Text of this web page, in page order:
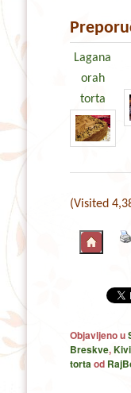
Lagana
orah
torta
(Visited
Objavljeno u
Breskve,Kivi
tortaod